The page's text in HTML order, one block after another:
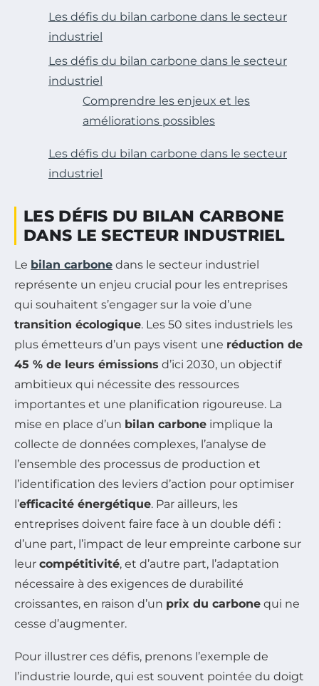
Les défis du bilan carbone dans le secteur
industriel
Les défis du bilan carbone dans le secteur
industriel
Comprendre les enjeux et les
améliorations possibles
Les défis du bilan carbone dans le secteur
industriel
LES DÉFIS DU BILAN CARBONE
DANS LE SECTEUR INDUSTRIEL
Le bilan carbone dans le secteur industriel
représente un enjeu crucial pour les entreprises
qui souhaitent s’engager sur la voie d’une
transition écologique. Les 50 sites industriels les
plus émetteurs d’un pays visent une réduction de
45 % de leurs émissions d’ici 2030, un objectif
ambitieux qui nécessite des ressources
importantes et une planification rigoureuse. La
mise en place d’un bilan carbone implique la
collecte de données complexes, l’analyse de
l’ensemble des processus de production et
l’identification des leviers d’action pour optimiser
l’efficacité énergétique. Par ailleurs, les
entreprises doivent faire face à un double défi :
d’une part, l’impact de leur empreinte carbone sur
leur compétitivité, et d’autre part, l’adaptation
nécessaire à des exigences de durabilité
croissantes, en raison d’un prix du carbone qui ne
cesse d’augmenter.
Pour illustrer ces défis, prenons l’exemple de
l’industrie lourde, qui est souvent pointée du doigt